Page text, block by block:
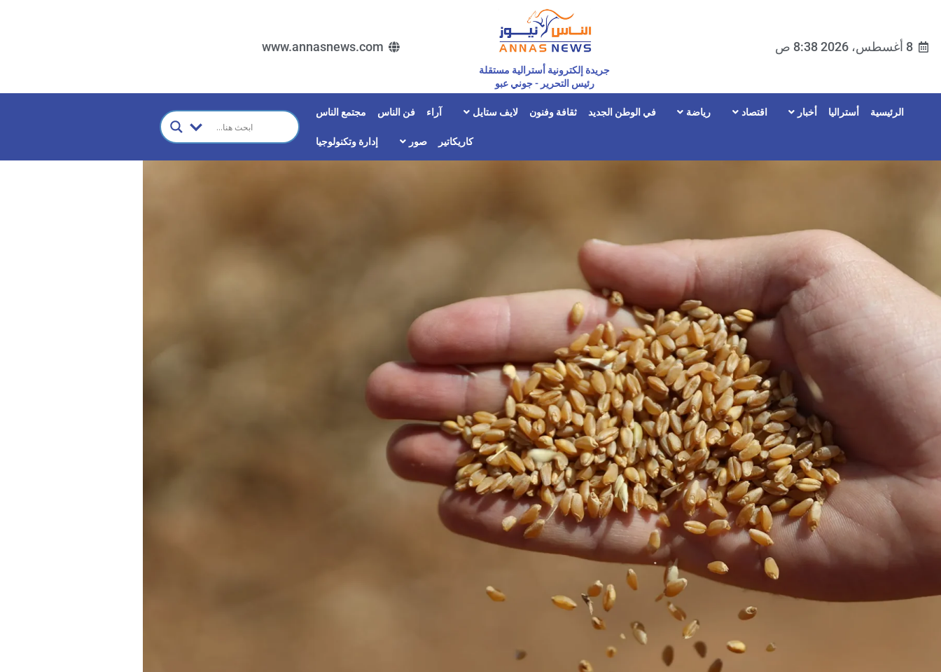
8 أغسطس، 2026 8:38 ص
جريدة إلكترونية أسترالية مستقلة
رئيس التحرير - جوني عبو
www.annasnews.com
الرئيسية أستراليا أخبار اقتصاد رياضة في الوطن الجديد ثقافة وفنون لايف ستايل آراء فن الناس مجتمع الناس
كاريكاتير صور إدارة وتكنولوجيا